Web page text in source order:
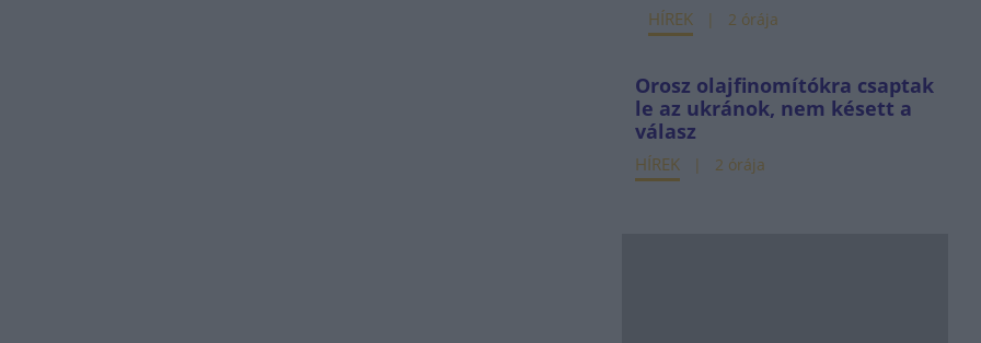
HÍREK 2 órája
Orosz olajfinomítókra csaptak
le az ukránok, nem késett a
válasz
HÍREK 2 órája